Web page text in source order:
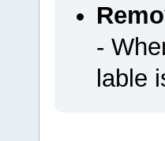
-
lable